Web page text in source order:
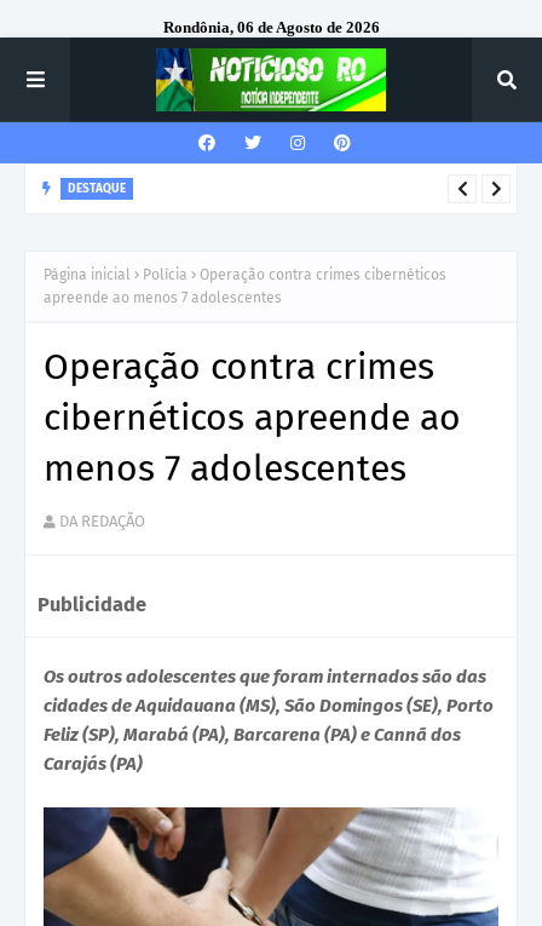
Rondônia, 06 de Agosto de 2026
DESTAQUE
Página inicial Polícia
Operação contra crimes cibernéticos
apreende ao menos 7 adolescentes
Operação contra crimes
cibernéticos apreende ao
menos 7 adolescentes
DA REDAÇÃO
Publicidade
Os outros adolescentes que foram internados são das
cidades de Aquidauana (MS), São Domingos (SE), Porto
Feliz (SP), Marabá (PA), Barcarena (PA) e Cannã dos
Carajás (PA)